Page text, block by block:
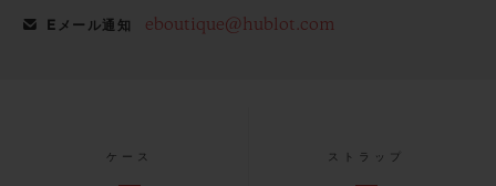
Eメール通知 eboutique@hublot.com
ケース ストラップ